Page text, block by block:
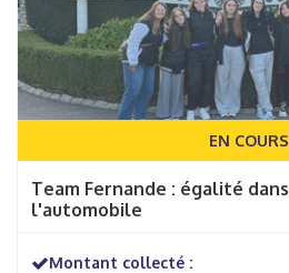
EN COURS
Team Fernande : égalité
l'automobile
Montant collecté :